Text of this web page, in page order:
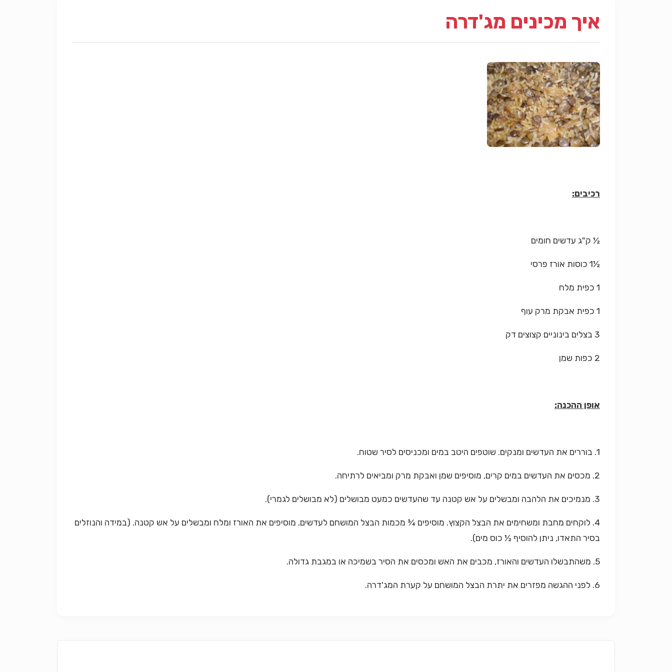
איך מכינים מג'דרה
רכיבים:
½ ק"ג עדשים חומים
½1 כוסות אורז פרסי
1 כפית מלח
1 כפית אבקת מרק עוף
3 בצלים בינוניים קצוצים דק
2 כפות שמן
אופן ההכנה:
1. בוררים את העדשים ומנקים. שוטפים היטב במים ומכניסים לסיר שטוח.
2. מכסים את העדשים במים קרים, מוסיפים שמן ואבקת מרק ומביאים לרתיחה.
3. מנמיכים את הלהבה ומבשלים על אש קטנה עד שהעדשים כמעט מבושלים (לא מבושלים לגמרי).
4. לוקחים מחבת ומשחימים את הבצל הקצוץ. מוסיפים ¾ מכמות הבצל המושחם לעדשים, מוסיפים את האורז ומלח ומבשלים על אש קטנה. (במידה והנוזלים
בסיר התאדו, ניתן להוסיף ½ כוס מים).
5. משהתבשלו העדשים והאורז, מכבים את האש ומכסים את הסיר בשמיכה או במגבת גדולה.
6. לפני ההגשה מפזרים את יתרת הבצל המושחם על קערת המג'דרה.